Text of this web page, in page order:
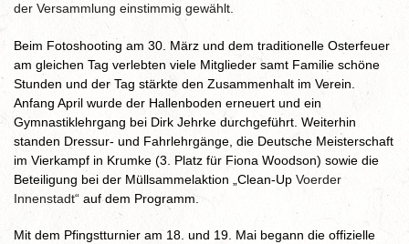
der Versammlung einstimmig gewählt.
Beim Fotoshooting am 30. März und dem traditionelle Osterfeuer
am gleichen Tag verlebten viele Mitglieder samt Familie schöne
Stunden und der Tag stärkte den Zusammenhalt im Verein.
Anfang April wurde der Hallenboden erneuert und ein
Gymnastiklehrgang bei Dirk Jehrke durchgeführt. Weiterhin
standen Dressur- und Fahrlehrgänge, die Deutsche Meisterschaft
im Vierkampf in Krumke (3. Platz für Fiona Woodson) sowie die
Beteiligung bei der Müllsammelaktion „Clean-Up Voerder
Innenstadt“ auf dem Programm.
Mit dem Pfingstturnier am 18. und 19. Mai begann die offizielle